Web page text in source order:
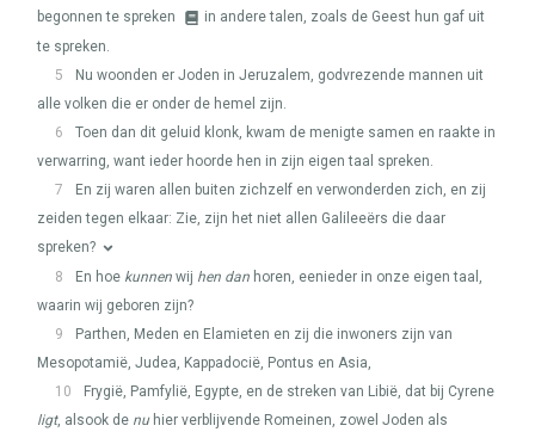
begonnen te spreken
in andere talen, zoals de Geest hun gaf uit
te spreken.
5
Nu woonden er Joden in Jeruzalem, godvrezende mannen uit
alle volken die er onder de hemel zijn.
6
Toen dan dit geluid klonk, kwam de menigte samen en raakte in
verwarring, want ieder hoorde hen in zijn eigen taal spreken.
7
En zij waren allen buiten zichzelf en verwonderden zich, en zij
zeiden tegen elkaar: Zie, zijn het niet allen Galileeërs die daar
spreken?
8
En hoe kunnen wij hen dan horen, eenieder in onze eigen taal,
waarin wij geboren zijn?
9
Parthen, Meden en Elamieten en zij die inwoners zijn van
Mesopotamië, Judea, Kappadocië, Pontus en Asia,
10
Frygië, Pamfylië, Egypte, en de streken van Libië, dat bij Cyrene
ligt, alsook de nuhier verblijvende Romeinen, zowel Joden als